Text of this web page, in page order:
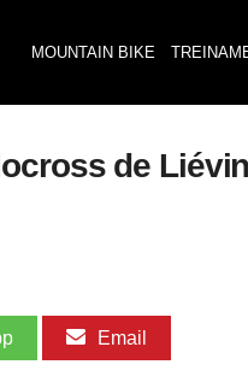
MOUNTAIN BIKE
de
Email